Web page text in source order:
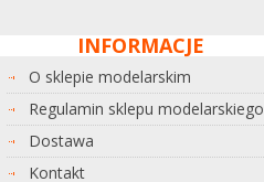
INFORMACJE
O sklepie modelarskim
Regulamin sklepu modelarskiego
Dostawa
Kontakt